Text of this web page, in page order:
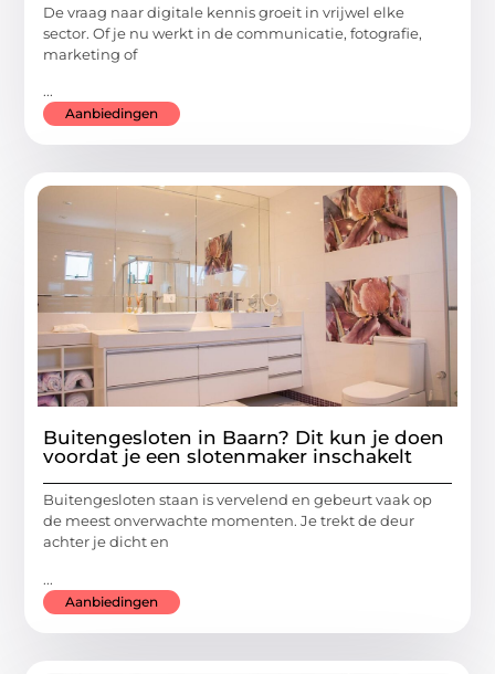
De vraag naar digitale kennis groeit in vrijwel elke
sector. Of je nu werkt in de communicatie, fotografie,
marketing of
...
Aanbiedingen
Buitengesloten in Baarn? Dit kun je doen
voordat je een slotenmaker inschakelt
Buitengesloten staan is vervelend en gebeurt vaak op
de meest onverwachte momenten. Je trekt de deur
achter je dicht en
...
Aanbiedingen